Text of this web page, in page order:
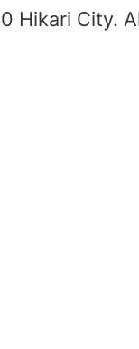
Hikari City.